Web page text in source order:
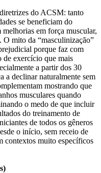
do ACSM: tanto
se beneficiam do
em força muscular,
mito da “masculinização”
porque faz com
de exercício que mais
a partir dos 30
a declinar naturalmente sem
mostrando que
musculares quando
o medo de que incluir
do treinamento de
de todos os gêneros
o início, sem receio de
contextos muito específicos